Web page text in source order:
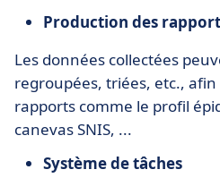
Production des
Les données collectées
regroupées, triées, etc.,
rapports comme le profil
canevas SNIS, ...
Système de tâches